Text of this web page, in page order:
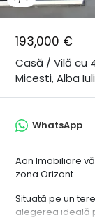
193,000 €
Casă / Vilă cu
Micesti, Alba
WhatsApp
Aon Imobiliare
zona Orizont
Situată pe un
alegerea ideală